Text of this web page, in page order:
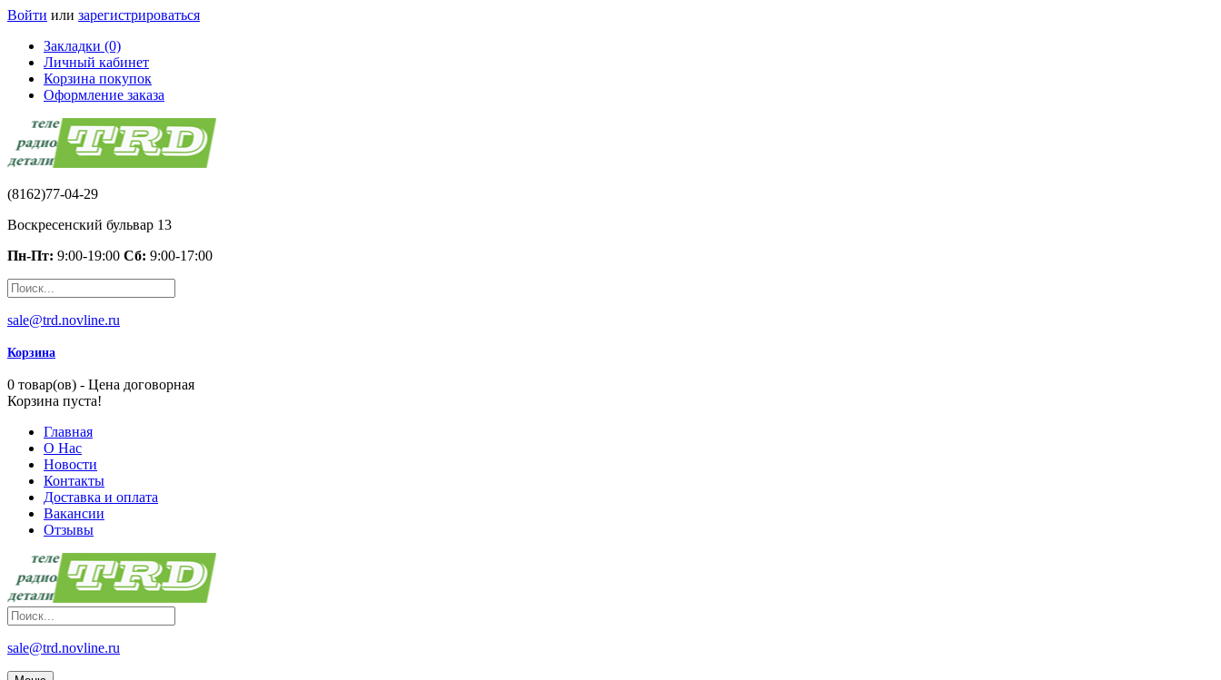
Войти или зарегистрироваться
Закладки (0)
Личный кабинет
Корзина покупок
Оформление заказа
(8162)77-04-29
Воскресенский бульвар 13
Пн-Пт: 9:00-19:00 Сб: 9:00-17:00
sale@trd.novline.ru
Корзина
0 товар(ов) - Цена договорная
Корзина пуста!
Главная
О Нас
Новости
Контакты
Доставка и оплата
Вакансии
Отзывы
sale@trd.novline.ru